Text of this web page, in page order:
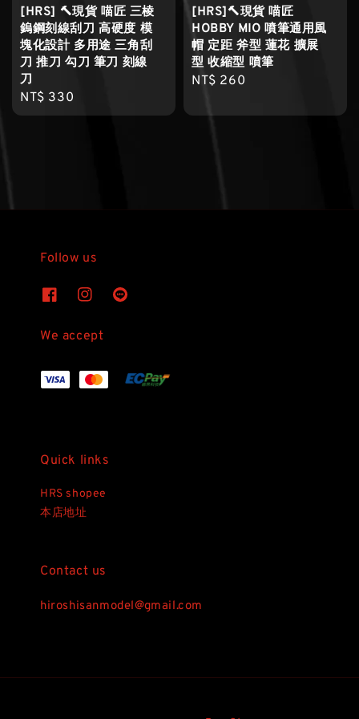
[HRS] 🔨現貨 喵匠 三棱
鎢鋼刻線刮刀 高硬度 模
塊化設計 多用途 三角刮
刀 推刀 勾刀 筆刀 刻線
刀
Regular
price
NT$ 330
[HRS]🔨現貨 喵匠
HOBBY MIO 噴筆通用風
帽 定距 斧型 蓮花 擴展
型 收縮型 噴筆
Regular
NT$ 260
Follow us
We accept
Quick links
HRS shopee
本店地址
Contact us
hiroshisanmodel@gmail.com